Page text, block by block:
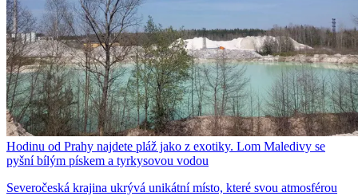
Hodinu od Prahy najdete pláž jako z exotiky. Lom Maledivy se
pyšní bílým pískem a tyrkysovou vodou
Severočeská krajina ukrývá unikátní místo, které svou atmosférou